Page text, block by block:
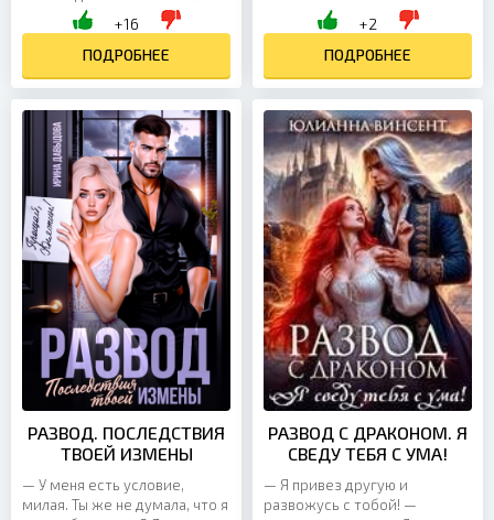
потемнели, в них плескалась
неприязнь. Ну, это мы еще
посмотрим, кто из нас...
+16
ПОДРОБНЕЕ
Измена. Многим из нас
+2
ПОДРОБНЕЕ
РАЗВОД. ПОСЛЕДСТВИЯ
ТВОЕЙ ИЗМЕНЫ
— У меня есть условие,
милая. Ты же не думала, что я
РАЗВОД С ДРАКОНОМ. Я
СВЕДУ ТЕБЯ С УМА!
— Я привез другую и
развожусь с тобой! —